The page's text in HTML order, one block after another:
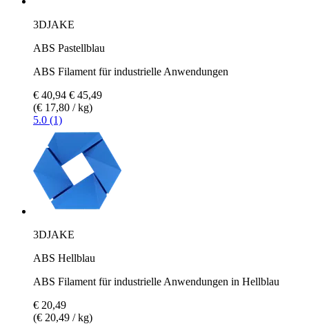
3DJAKE
ABS Pastellblau
ABS Filament für industrielle Anwendungen
€ 40,94 € 45,49
(€ 17,80 / kg)
5.0 (1)
3DJAKE
ABS Hellblau
ABS Filament für industrielle Anwendungen in Hellblau
€ 20,49
(€ 20,49 / kg)